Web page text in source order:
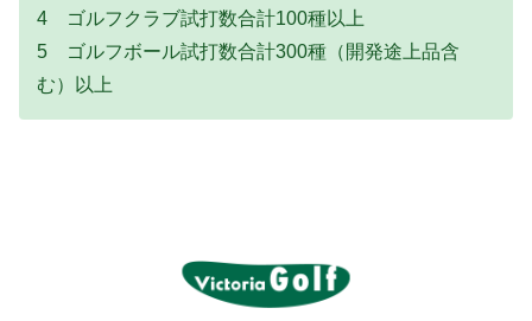
4 ゴルフクラブ試打数合計100種以上
5 ゴルフボール試打数合計300種（開発途上品含
む）以上